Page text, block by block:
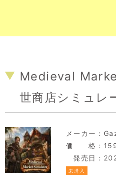
Medieval
世商店シミュレ
メーカー：
価 格：
発売日：
未購入